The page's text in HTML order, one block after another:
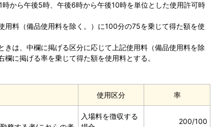
時から午後5時、午後6時から午後10時を単位とした使用許可時
用料（備品使用料を除く。）に100分の75を乗じて得た額を使
きは、中欄に掲げる区分に応じて上記使用料（備品使用料を除
に掲げる率を乗じて得た額を使用料とする。
使用区分 率
入場料を徴収する
200/100